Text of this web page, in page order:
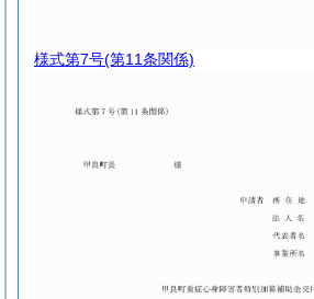
様式第7号(第11条関係)